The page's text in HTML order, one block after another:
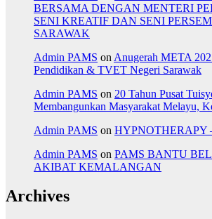
BERSAMA DENGAN MENTERI
SENI KREATIF DAN SENI
SARAWAK
Admin PAMS on Anugerah META
Pendidikan & TVET Negeri Sarawak
Admin PAMS on 20 Tahun Pusat
Membangunkan Masyarakat Melayu,
Admin PAMS on HYPNOTHERAPY
Admin PAMS on PAMS BANTU
AKIBAT KEMALANGAN
Archives